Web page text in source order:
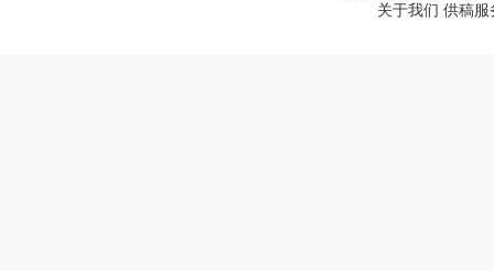
关于我们 供稿服